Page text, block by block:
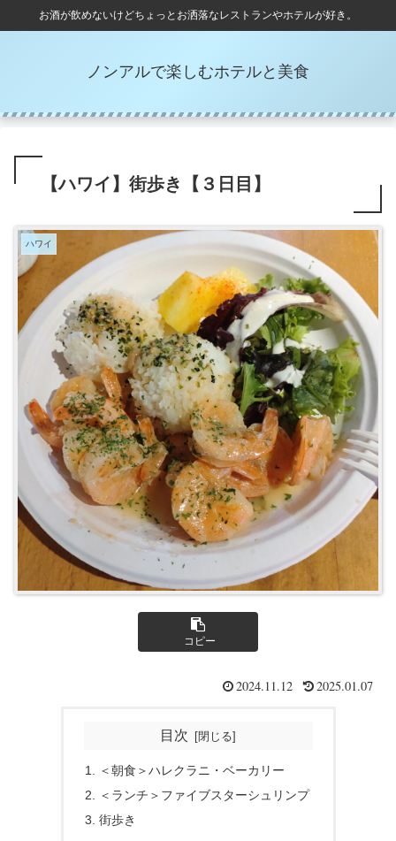
お酒が飲めないけどちょっとお洒落なレストランやホテルが好き。
ノンアルで楽しむホテルと美食
【ハワイ】街歩き【３日目】
ハワイ
コピー
2024.11.12 2025.01.07
目次
＜朝食＞ハレクラニ・ベーカリー
＜ランチ＞ファイブスターシュリンプ
街歩き